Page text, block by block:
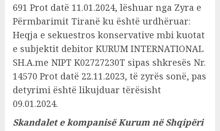
691 Prot datë 11.01.2024, lëshuar nga Zyra e
Përmbarimit Tiranë ku është urdhëruar:
Heqja e sekuestros konservative mbi kuotat
e subjektit debitor KURUM INTERNATIONAL
SH.A.me NIPT K02727230T sipas shkresës Nr.
14570 Prot datë 22.11.2023, të zyrës sonë, pas
detyrimi është likujduar tërësisht
09.01.2024.
Skandalet e kompanisë Kurum në Shqipëri